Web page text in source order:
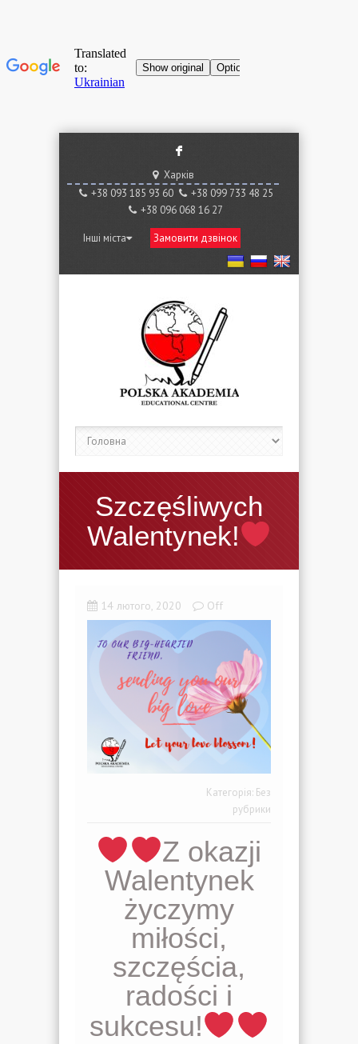
F
Харків
+38 ‎093 185 93 60
+38 ‎099 733 48 25
+38 096 068 16 27
Інші міста Замовити дзвінок
Szczęśliwych
Walentynek!
14 лютого, 2020 Off
Категорія: Без
рубрики
Z okazji
Walentynek
życzymy
miłości,
szczęścia,
radości i
sukcesu!